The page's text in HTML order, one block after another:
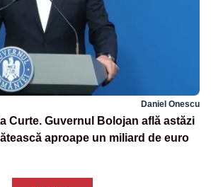
Daniel Onescu
Curte. Guvernul Bolojan află astăzi
aproape un miliard de euro